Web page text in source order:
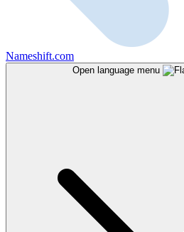
Nameshift.com
Open language menu